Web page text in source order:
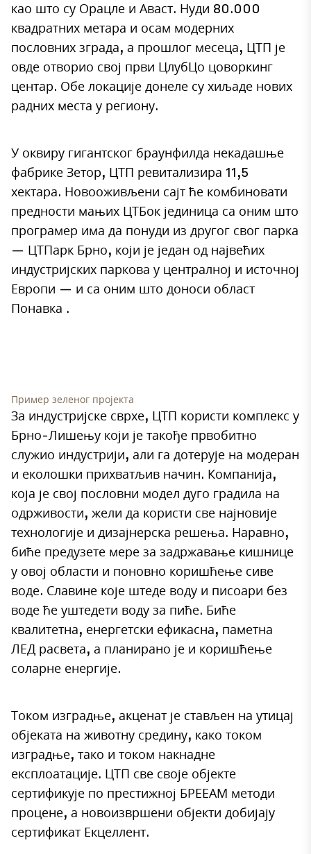
као што су Орацле и Аваст. Нуди 80.000
квадратних метара и осам модерних
пословних зграда, а прошлог месеца, ЦТП је
овде отворио свој први ЦлубЦо цоворкинг
центар. Обе локације донеле су хиљаде нових
радних места у региону.
У оквиру гигантског браунфилда некадашње
фабрике Зетор, ЦТП ревитализира 11,5
хектара. Новооживљени сајт ће комбиновати
предности мањих ЦТБок јединица са оним што
програмер има да понуди из другог свог парка
— ЦТПарк Брно, који је један од највећих
индустријских паркова у централној и источној
Европи — и са оним што доноси област
Понавка .
Пример зеленог пројекта
За индустријске сврхе, ЦТП користи комплекс у
Брно-Лишењу који је такође првобитно
служио индустрији, али га дотерује на модеран
и еколошки прихватљив начин. Компанија,
која је свој пословни модел дуго градила на
одрживости, жели да користи све најновије
технологије и дизајнерска решења. Наравно,
биће предузете мере за задржавање кишнице
у овој области и поновно коришћење сиве
воде. Славине које штеде воду и писоари без
воде ће уштедети воду за пиће. Биће
квалитетна, енергетски ефикасна, паметна
ЛЕД расвета, а планирано је и коришћење
соларне енергије.
Током изградње, акценат је стављен на утицај
објеката на животну средину, како током
изградње, тако и током накнадне
експлоатације. ЦТП све своје објекте
сертификује по престижној БРЕЕАМ методи
процене, а новоизвршени објекти добијају
сертификат Екцеллент.